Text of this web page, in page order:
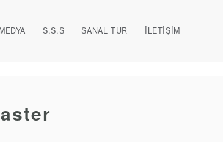
MEDYA S.S.S SANAL TUR İLETİŞİM